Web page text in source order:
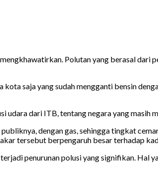
Polutan yang berasal
saja yang sudah mengganti bensin
udara dari ITB, tentang negara yang masih
dengan gas, sehingga tingkat
tersebut berpengaruh besar terhadap
penurunan polusi yang signifikan.